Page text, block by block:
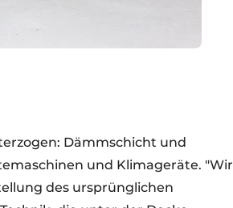
Dämmschicht und
und Klimageräte. "Wir
des ursprünglichen